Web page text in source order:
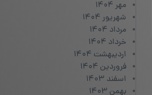
مهر ۱۴۰۴
شهریور ۱۴۰۴
مرداد ۱۴۰۴
خرداد ۱۴۰۴
اردیبهشت ۱۴۰۴
فروردین ۱۴۰۴
اسفند ۱۴۰۳
بهمن ۱۴۰۳